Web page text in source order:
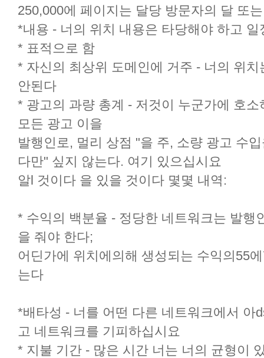
250,000에 페이지는 달당 방문자의 달 또
*내용 - 너의 위치 내용은 타당해야 하고
* 표적으로 함
* 자신의 최상위 도메인에 거주 - 너의 위
안된다
* 광고의 과량 총계 - 저것이 누군가에 호
모든 광고 이을
발행인로, 멀리 상점 "을 주, 소량 광고 수
다만" 싶지 않는다. 여기 있으십시요
알l 것이다 을 있을 것이다 몇몇 내역:
* 수익의 백분율 - 정당한 네트워크는 발행
을 줘야 한다;
어딘가에 위치에의해 생성되는 수익의55
는다
*배타성 - 너를 어떤 다른 네트워크에서 아
고 네트워크를 기피하십시요
* 지불 기간 - 많은 시간 너는 너의 균형이